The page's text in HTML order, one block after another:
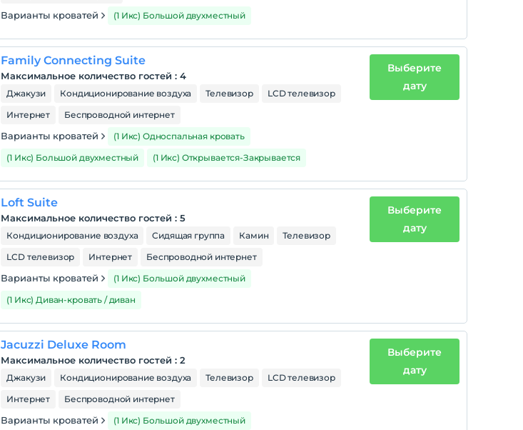
Варианты кроватей (1 Икс) Большой двухместный
Family Connecting Suite
Максимальное количество гостей :4
Джакузи Кондиционирование воздуха Телевизор
LCD телевизор
Интернет
Беспроводной интернет
Варианты кроватей
(1 Икс) Односпальная кровать
(1 Икс) Большой двухместный
(1 Икс) Открывается-Закрывается
Выберите
дату
Loft Suite
Максимальное количество гостей :5
Кондиционирование воздуха Сидящая группа Камин
Телевизор
LCD телевизор
Интернет Беспроводной интернет
Варианты кроватей
(1 Икс) Большой двухместный
(1 Икс) Диван-кровать / диван
Выберите
дату
Jacuzzi Deluxe Room
Максимальное количество гостей :2
Джакузи Кондиционирование воздуха Телевизор
LCD телевизор
Интернет
Беспроводной интернет
Варианты кроватей (1 Икс) Большой двухместный
Выберите
дату